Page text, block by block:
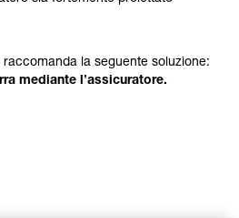
addestramento specifico.
professionista la vostra
di riprodurla autonomamente.
di tecniche relative alla vostra
raccomanda la seguente soluzione:
mediante l’assicuratore.